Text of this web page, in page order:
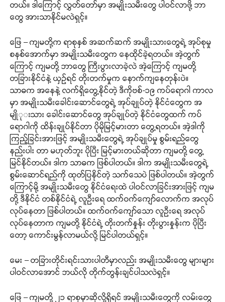
တယ်။ ဒါကြောင့် လွှတ်တော်မှာ အမျိုးသမီးတွေ ပါဝင်လာဖို့ ဘာ
တွေ အားသာနိုင်မလဲရှင့်။
ဖြေ – ကျမတို့က ရာစုနှစ် အဆက်ဆက် အမျိုးသားတွေရဲ့ အုပ်စုမှု
စနစ်အောက်မှာ အမျိုးသမီးတွေက နေထိုင်ခဲ့ရတယ်။ အဲ့တွက်
ကြောင့် ကျမတို့ ဘာတွေ ကြီးပွားလာခဲ့လဲ အဲ့ကြောင့် ကျမတို့
တခြားနိုင်ငံနဲ့ ယှဉ်ရင် တိုးတက်မှုက နောက်ကျနေတုန်းပဲ။
သာဓက အနေနဲ့ လက်ရှိတွေ့နိုင်တဲ့ ဒီကိုဗစ်-၁၉ ကပ်ရောဂါ ကာလ
မှာ အမျိုးသမီးခေါင်းဆောင်တွေရဲ့ အုပ်ချုပ်တဲ့ နိုင်ငံတွေက အ
မျိုုးသား ခေါင်းဆောင်တွေ အုပ်ချုပ်တဲ့ နိုင်ငံတွေထက် ကပ်
ရောဂါကို ထိန်းချုပ်နိုင်တာ ပိုမိုမြင့်မားတာ တွေ့ရတယ်။ အဲ့ဒါကို
ကြည့်ခြင်းအားဖြင့် အမျိုးသမီးတွေရဲ့ အုပ်ချုပ်မှု စွမ်းရည်တွေ
နည်းပါး တာ မဟုတ်ဘူး ပိုပြီး မြင့်မားတယ်ဆိုတာ ကျမတို့ တွေ့
မြင်နိုင်တယ်။ ဒါက သာဓက ဖြစ်ပါတယ်။ ဒါက အမျိုးသမီးတွေရဲ့
စွမ်းဆောင်ရည်ကို ထုတ်ပြနိုင်တဲ့ သက်သေပဲ ဖြစ်ပါတယ်။ အဲ့တွက်
ကြောင့်မို့ အမျိုးသမီးတွေ နိုင်ငံရေးထဲ ပါဝင်လာခြင်းအားဖြင့် ကျမ
တို့ ဒီနိုင်ငံ တစ်နိုင်ငံရဲ့ လူဦးရေ ထက်ဝက်ကျော်လောက်က အလုပ်
လုပ်နေတာ ဖြစ်ပါတယ်။ ထက်ဝက်ကျော်သော လူဦးရေ အလုပ်
လုပ်နေတာက ကျမတို့ နိုင်ငံရဲ့ တိုးတက်နှုန်း တိုးပွားနှုန်းက ပိုပြီး
တော့ ကောင်းမွန်လာမယ်လို့ မြင်ပါတယ်ရှင့်။
မေး – တခြားတိုင်းရင်းသားပါတီမှာလည်း အမျိုးသမီးတွေ များများ
ပါဝင်လာအောင် ဘယ်လို တိုက်တွန်းချင်ပါသလဲရှင့်။
ဖြေ – ကျမတို့ ၂၁ ရာစုမှာဆိုလို့ရှိရင် အမျိုးသမီးတွေကို လမ်းတွေ